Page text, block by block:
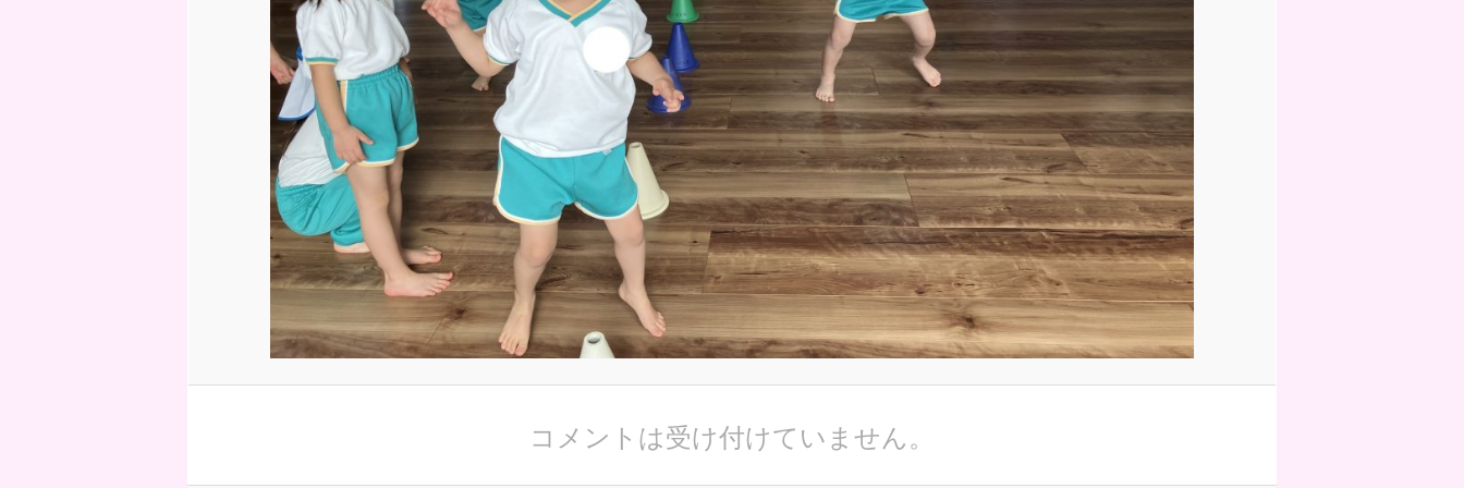
コメントは受け付けていません。